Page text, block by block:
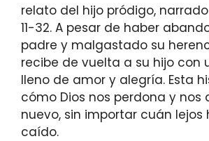
relato del hijo pródigo, narrado
11-32. A pesar de haber
padre y malgastado su
recibe de vuelta a su hijo con
lleno de amor y alegría. Esta
cómo Dios nos perdona y nos
nuevo, sin importar cuán lejos
caído.